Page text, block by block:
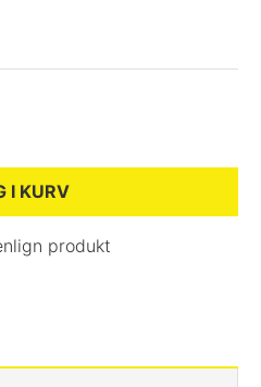
I KURV
produkt